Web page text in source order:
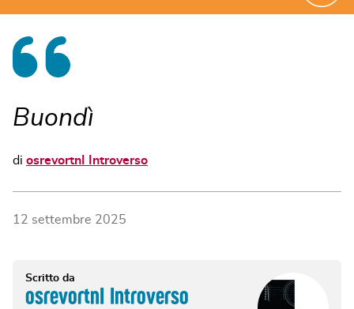
Buondì
di osrevortnI Introverso
12 settembre 2025
Scritto da
osrevortnI Introverso